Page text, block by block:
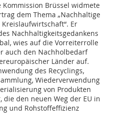
Kommission Brüssel widmete
dem Thema „Nachhaltige
Er
Nachhaltigkeitsgedankens
wies auf die Vorreiterrolle
auch den Nachholbedarf
Länder auf.
des Recyclings,
Wiederverwendung
von Produkten
den neuen Weg der EU in
und Rohstoffeffizienz